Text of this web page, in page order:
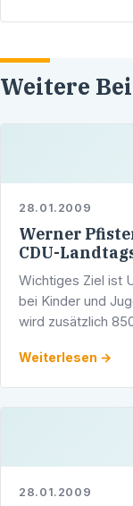
Weitere
28.01.2009
Werner
CDU-
Wichtiges Ziel ist
bei Kinder und
wird zusätzlich
Weiterlesen →
28.01.2009